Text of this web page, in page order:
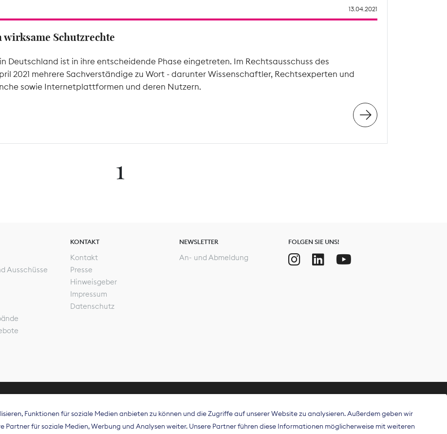
13.04.2021
Schutzrechte
Deutschland ist in ihre entscheidende Phase eingetreten. Im Rechtsausschuss des
2021 mehrere Sachverständige zu Wort - darunter Wissenschaftler, Rechtsexperten und
sowie Internetplattformen und deren Nutzern.
1
Ausschüsse
KONTAKT
Kontakt
Presse
Hinweisgeber
Impressum
Datenschutz
NEWSLETTER
An- und Abmeldung
FOLGEN SIE UNS!
Digitalpublisher und Zeitungsverleger (BDZV) vertritt als
die Interessen der Zeitungsverlage und digitalen Publisher in
Funktionen für soziale Medien anbieten zu können und die Zugriffe auf unserer Website zu analysieren. Außerdem geben wir
Partner für soziale Medien, Werbung und Analysen weiter. Unsere Partner führen diese Informationen möglicherweise mit weiteren